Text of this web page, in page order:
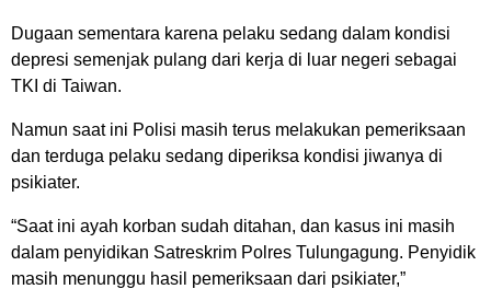
Dugaan sementara karena pelaku sedang dalam kondisi
depresi semenjak pulang dari kerja di luar negeri sebagai
TKI di Taiwan.
Namun saat ini Polisi masih terus melakukan pemeriksaan
dan terduga pelaku sedang diperiksa kondisi jiwanya di
psikiater.
“Saat ini ayah korban sudah ditahan, dan kasus ini masih
dalam penyidikan Satreskrim Polres Tulungagung. Penyidik
masih menunggu hasil pemeriksaan dari psikiater,”